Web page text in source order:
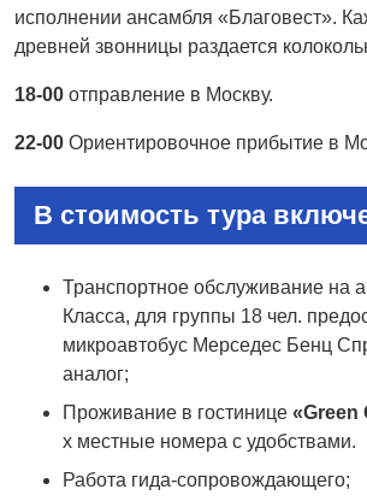
исполнении ансамбля «Благовест».
древней звонницы раздается
18-00 отправление в Москву.
22-00 Ориентировочное прибытие в
В стоимость тура
Транспортное обслуживание на
Класса, для группы 18 чел.
микроавтобус Мерседес Бенц
аналог;
Проживание в гостинице «Green
х местные номера с удобствами.
Работа гида-сопровождающего;